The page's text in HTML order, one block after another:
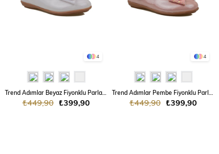
4
₺399,90
₺449,90
4
₺399,90
₺449,90